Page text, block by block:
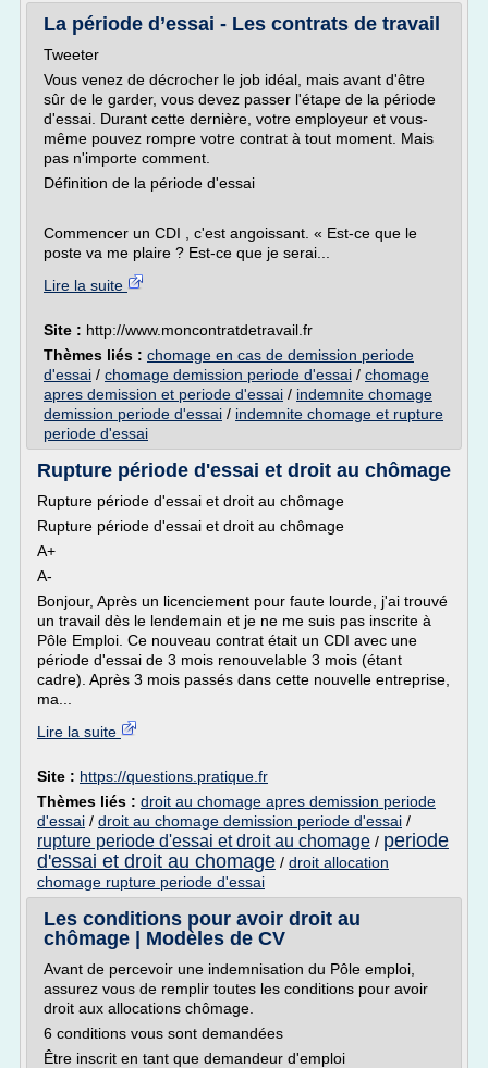
La période d’essai - Les contrats de travail
Tweeter
Vous venez de décrocher le job idéal, mais avant d'être
sûr de le garder, vous devez passer l'étape de la période
d'essai. Durant cette dernière, votre employeur et vous-
même pouvez rompre votre contrat à tout moment. Mais
pas n'importe comment.
Définition de la période d'essai
Commencer un CDI , c'est angoissant. « Est-ce que le
poste va me plaire ? Est-ce que je serai...
Lire la suite
Site : http://www.moncontratdetravail.fr
Thèmes liés : chomage en cas de demission periode
d'essai / chomage demission periode d'essai / chomage
apres demission et periode d'essai / indemnite chomage
demission periode d'essai / indemnite chomage et rupture
periode d'essai
Rupture période d'essai et droit au chômage
Rupture période d'essai et droit au chômage
Rupture période d'essai et droit au chômage
A+
A-
Bonjour, Après un licenciement pour faute lourde, j'ai trouvé
un travail dès le lendemain et je ne me suis pas inscrite à
Pôle Emploi. Ce nouveau contrat était un CDI avec une
période d'essai de 3 mois renouvelable 3 mois (étant
cadre). Après 3 mois passés dans cette nouvelle entreprise,
ma...
Lire la suite
Site : https://questions.pratique.fr
Thèmes liés : droit au chomage apres demission periode
d'essai / droit au chomage demission periode d'essai /
rupture periode d'essai et droit au chomage / periode
d'essai et droit au chomage / droit allocation
chomage rupture periode d'essai
Les conditions pour avoir droit au
chômage | Modèles de CV
Avant de percevoir une indemnisation du Pôle emploi,
assurez vous de remplir toutes les conditions pour avoir
droit aux allocations chômage.
6 conditions vous sont demandées
Être inscrit en tant que demandeur d'emploi